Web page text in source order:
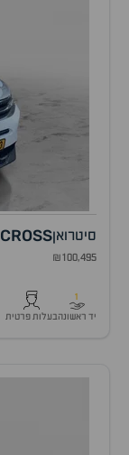
סיטרואןCROSS
₪100,495
1
יד ראשונהבעלות פרטית